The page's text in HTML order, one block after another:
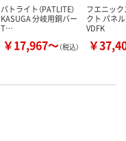
パトライト（PATLITE）
KASUGA 分岐用銅バー
T…
￥17,967～（税込）
フエニック
クト パネ
VDFK
￥